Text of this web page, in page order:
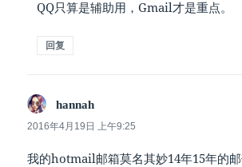
QQ只算是辅助用，Gmail才是重点。
回复
hannah
道：
2016年4月19日 上午9:25
我的hotmail邮箱莫名其妙14年15年的